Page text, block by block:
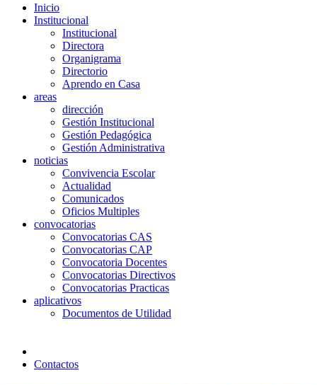
Inicio
Institucional
Institucional
Directora
Organigrama
Directorio
Aprendo en Casa
areas
dirección
Gestión Institucional
Gestión Pedagógica
Gestión Administrativa
noticias
Convivencia Escolar
Actualidad
Comunicados
Oficios Multiples
convocatorias
Convocatorias CAS
Convocatorias CAP
Convocatoria Docentes
Convocatorias Directivos
Convocatorias Practicas
aplicativos
Documentos de Utilidad
Contactos